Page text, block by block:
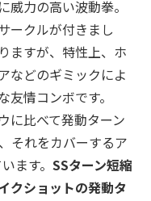
力の高い波動拳。
ークルが付きまし
ますが、特性上、ホ
などのギミックによ
情コンボです。
に比べて発動ターン
それをカバーするア
ます。 SSターン短縮
クショットの発動タ